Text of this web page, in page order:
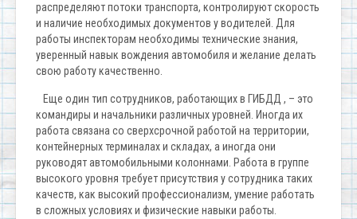
распределяют потоки транспорта, контролируют скорость
и наличие необходимых документов у водителей. Для
работы инспекторам необходимы технические знания,
уверенный навык вождения автомобиля и желание делать
свою работу качественно.
Еще один тип сотрудников, работающих в ГИБДД , – это
командиры и начальники различных уровней. Иногда их
работа связана со сверхсрочной работой на территории,
контейнерных терминалах и складах, а иногда они
руководят автомобильными колоннами. Работа в группе
высокого уровня требует присутствия у сотрудника таких
качеств, как высокий профессионализм, умение работать
в сложных условиях и физические навыки работы.